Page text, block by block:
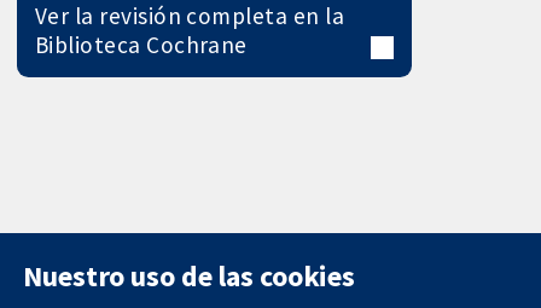
Ver la revisión completa en la
Biblioteca Cochrane
Nuestro uso de las cookies